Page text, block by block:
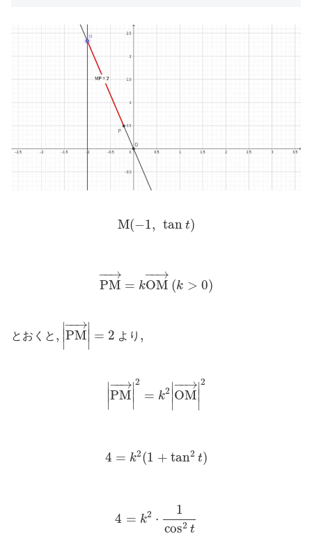
M(−1, tan t)
M −1 tan )
−
−→
PM = k
−
−→
OM (k > 0)
PM→ kOM→
とおくと ,, ∣
∣
∣
−
−→
PM∣∣
∣ = 2
| M→
より ,,
∣∣
∣
−
−→
PM∣∣
∣
2
= k2 ∣
∣
∣
−
−→
OM∣∣
∣
2
→ M →
4 = k2(1 + tan2 t)
k2 (1 tan t)
4 = k2 ⋅
1
cos2 t
cos